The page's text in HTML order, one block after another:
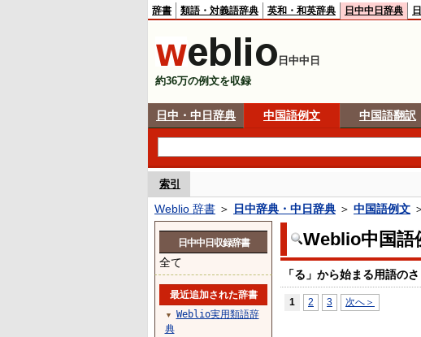
辞書 類語・対義語辞典 英和・和英辞典 日中中日辞典
日中中日
約36万の例文を収録
日中・中日辞典 中国語例文 中国語翻訳
索引
Weblio 辞書 ＞ 日中辞典・中日辞典 ＞ 中国語例文
Weblio中国語
「る」から始まる用語の
1 2 3 次へ＞
日中中日収録辞書
全て
最近追加された辞書
▼
Weblio実用類語辞
典